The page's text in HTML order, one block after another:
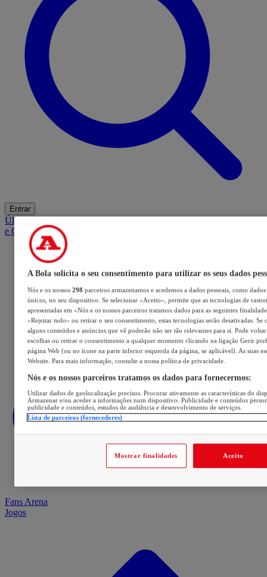
Entrar
ÚltimasMercadoOpiniãoiGaming HubA BOLA SUGEREBarba
e Cabelo
Fans Arena
Jogos
A Bola solicita o seu consentimento para utilizar os seus dados
Nós e os nossos 298 parceiros armazenamos e acedemos a dados pessoais, como
únicos, no seu dispositivo. Se selecionar «Aceito», permite que as tecnologias de
apresentadas em «Nós e os nossos parceiros tratamos dados para as seguintes
«Rejeitar tudo» ou retirar o seu consentimento, estas tecnologias serão desativadas. Se
alguns conteúdos e anúncios que vê poderão não ser tão relevantes para si. Pode voltar
escolhas ou retirar o consentimento a qualquer momento clicando na ligação Gerir
página Web (ou no ícone na parte inferior esquerda da página, se aplicável). As suas
Website. Para mais informação, consulte a nossa política de privacidade.
Nós e os nossos parceiros tratamos os dados para fornecermos:
Utilizar dados de geolocalização precisos. Procurar ativamente as características do
Armazenar e/ou aceder a informações num dispositivo. Publicidade e conteúdos
publicidade e conteúdos, estudos de audiência e desenvolvimento de serviços.
Lista de parceiros (fornecedores)
Mostrar finalidades Aceito